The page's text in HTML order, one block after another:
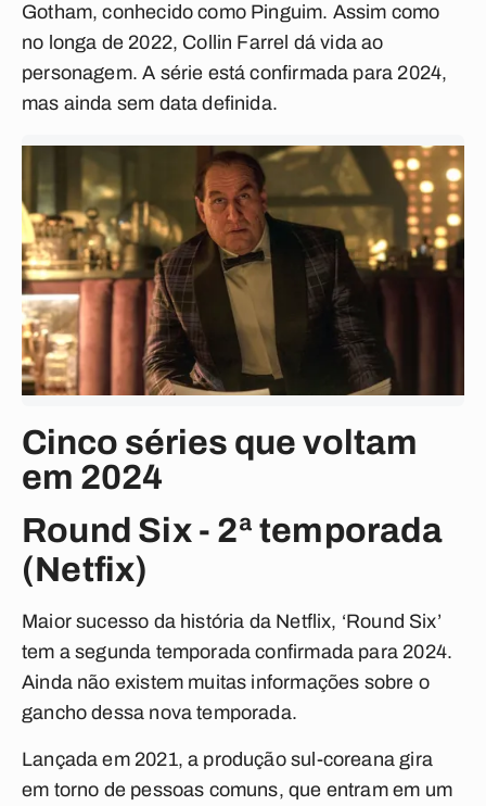
Gotham, conhecido como Pinguim. Assim como
no longa de 2022, Collin Farrel dá vida ao
personagem. A série está confirmada para 2024,
mas ainda sem data definida.
Cinco séries que voltam
em 2024
Round Six - 2ª temporada
(Netfix)
Maior sucesso da história da Netflix, ‘Round Six’
tem a segunda temporada confirmada para 2024.
Ainda não existem muitas informações sobre o
gancho dessa nova temporada.
Lançada em 2021, a produção sul-coreana gira
em torno de pessoas comuns, que entram em um